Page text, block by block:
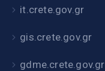
it.crete.gov.gr
gis.crete.gov.gr
gdme.crete.gov.gr